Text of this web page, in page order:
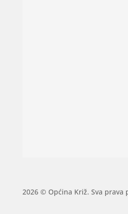
2026 © Općina Križ. Sva prava